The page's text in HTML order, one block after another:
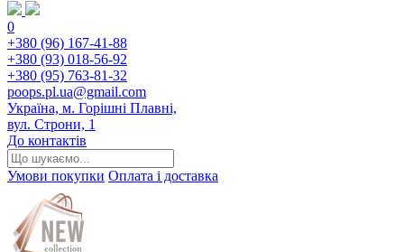
0
+380 (96) 167-41-88
+380 (93) 018-56-92
+380 (95) 763-81-32
poops.pl.ua@gmail.com
Україна, м. Горішні Плавні,
вул. Строни, 1
До контактів
Умови покупки Оплата і доставка